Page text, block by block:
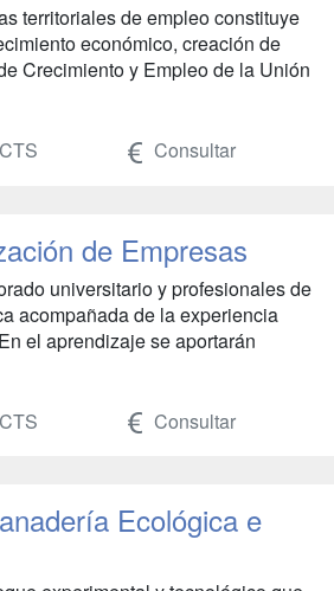
territoriales de empleo constituye
económico, creación de
Crecimiento y Empleo de la Unión
Consultar
de Empresas
universitario y profesionales de
acompañada de la experiencia
el aprendizaje se aportarán
Consultar
Ecológica e